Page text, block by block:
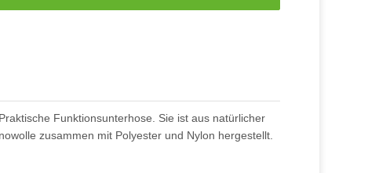
Funktionsunterhose. Sie ist aus natürlicher
zusammen mit Polyester und Nylon hergestellt.